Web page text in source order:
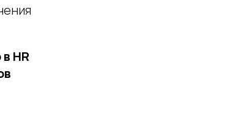
HR